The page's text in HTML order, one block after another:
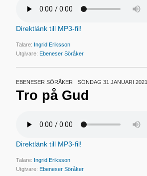
Direktlänk till MP3-fil!
Talare: Ingrid Eriksson
Utgivare:Ebeneser Söråker
EBENESER SÖRÅKER SÖNDAG 31 JANUARI 2021
Tro på Gud
Direktlänk till MP3-fil!
Talare: Ingrid Eriksson
Utgivare:Ebeneser Söråker